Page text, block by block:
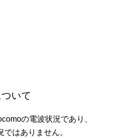
いて
の電波状況であり、
はありません。